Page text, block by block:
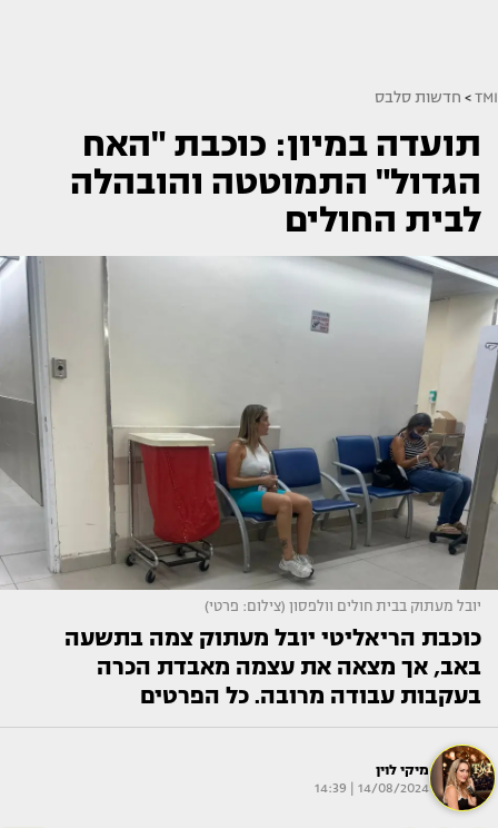
TMI
> חדשות סלבס
תועדה במיון: כוכבת "האח
הגדול" התמוטטה והובהלה
לבית החולים
יובל מעתוק בבית חולים וולפסון (צילום: פרטי)
כוכבת הריאליטי יובל מעתוק צמה בתשעה
באב, אך מצאה את עצמה מאבדת הכרה
בעקבות עבודה מרובה. כל הפרטים
מיקי לוין
14/08/2024 | 14:39